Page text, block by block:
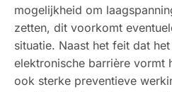
mogelijkheid om
zetten, dit voorkomt
situatie. Naast het feit dat
elektronische barrière vormt
ook sterke preventieve